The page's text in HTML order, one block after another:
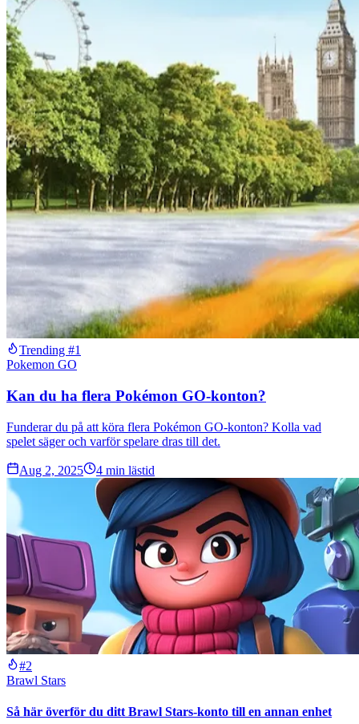
Trending #1
Pokemon GO
Kan du ha flera Pokémon GO-konton?
Funderar du på att köra flera Pokémon GO-konton? Kolla vad
spelet säger och varför spelare dras till det.
Aug 2, 2025 4 min lästid
#2
Brawl Stars
Så här överför du ditt Brawl Stars-konto till en annan enhet